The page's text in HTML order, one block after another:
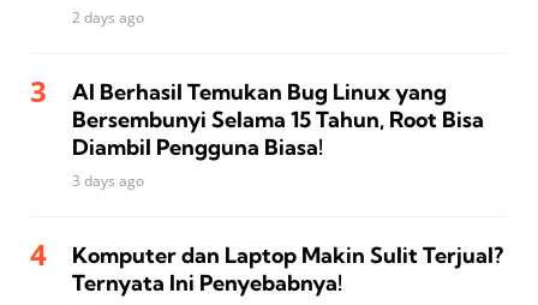
2 days ago
AI Berhasil Temukan Bug Linux yang
Bersembunyi Selama 15 Tahun, Root Bisa
Diambil Pengguna Biasa!
3 days ago
Komputer dan Laptop Makin Sulit Terjual?
Ternyata Ini Penyebabnya!